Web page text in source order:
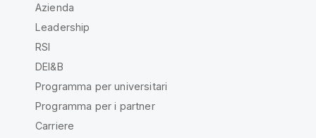
Azienda
Leadership
RSI
DEI&B
Programma per universitari
Programma per i partner
Carriere